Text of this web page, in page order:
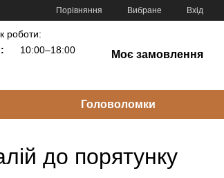
Порівняння Вибране Вхід
роботи:
10:00–18:00 Моє замовлення
Головоломки
до порятунку